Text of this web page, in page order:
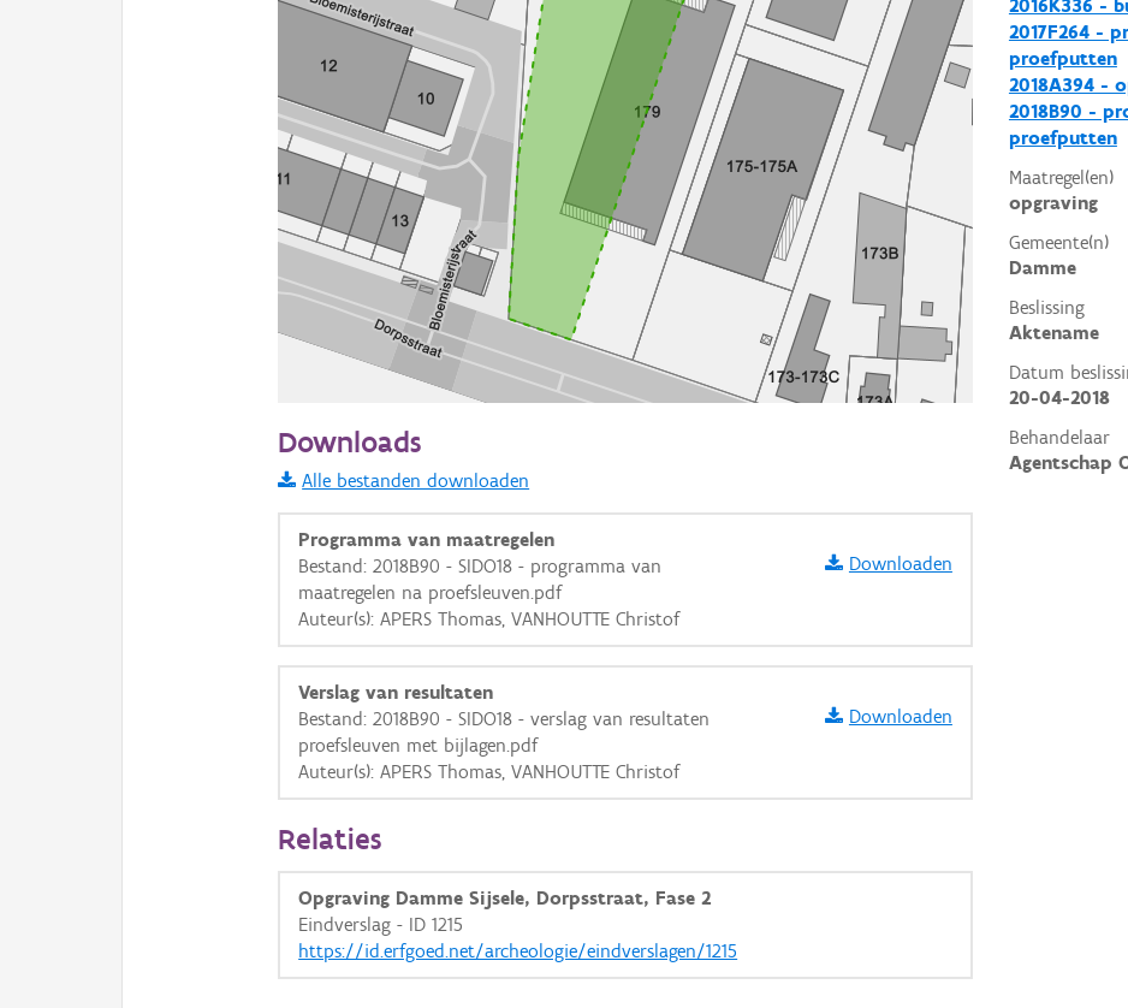
2016K336 -
2017F264 -
proefputten
2018A394 -
2018B90 -
proefputten
Maatregel(en)
opgraving
Gemeente(n)
Damme
Beslissing
Aktename
Datum
20-04-2018
Behandelaar
Agentschap
Informatie Vlaanderen
i
+ −
Basis Lagen
OSM-Basiskaart
Ortho
GRB-Basiskaart
GRB-Basiskaart in grijswaarden
Downloads
Alle bestanden downloaden
Programma van maatregelen
Bestand: 2018B90 - SIDO18 - programma van
maatregelen na proefsleuven.pdf
Auteur(s): APERS Thomas, VANHOUTTE Christof
Downloaden
Verslag van resultaten
Bestand: 2018B90 - SIDO18 - verslag van resultaten
proefsleuven met bijlagen.pdf
Auteur(s): APERS Thomas, VANHOUTTE Christof
Downloaden
Relaties
Opgraving Damme Sijsele, Dorpsstraat, Fase 2
Eindverslag - ID 1215
https://id.erfgoed.net/archeologie/eindverslagen/1215